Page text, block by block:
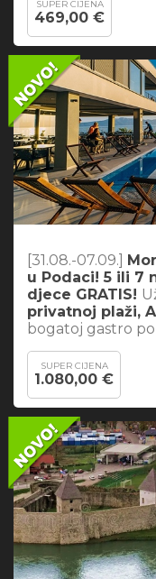
SUPER CIJENA
469,00 €
[31.08.-07.09.]
u Podaci! 5 ili 7
djece GRATIS!
privatnoj plaži,
bogatoj gastro
SUPER CIJENA
1.080,00 €